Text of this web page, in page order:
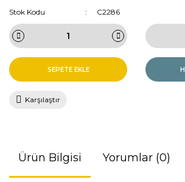
Stok Kodu
C2286
SEPETE EKLE
Karşılaştır
Ürün Bilgisi Yorumlar (0)